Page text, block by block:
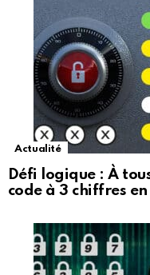
Actualité
Défi logique : À
code à 3 chiffres